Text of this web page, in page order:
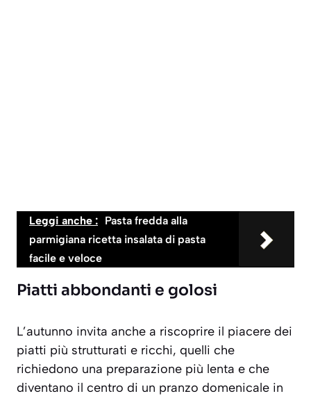
Leggi anche : Pasta fredda alla
parmigiana ricetta insalata di pasta
facile e veloce
Piatti abbondanti e golosi
L’autunno invita anche a riscoprire il piacere dei
piatti più strutturati e ricchi, quelli che
richiedono una preparazione più lenta e che
diventano il centro di un pranzo domenicale in